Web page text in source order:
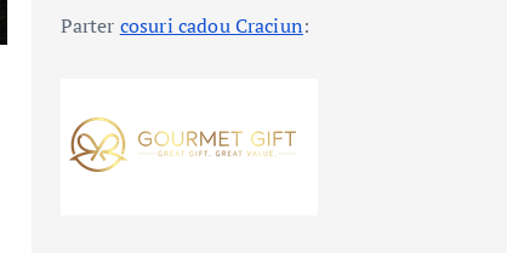
Parter cosuri cadou Craciun: